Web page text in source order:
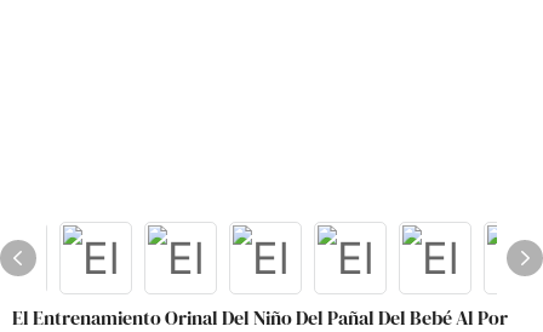
El Entrenamiento Orinal Del Niño Del Pañal Del Bebé Al Por